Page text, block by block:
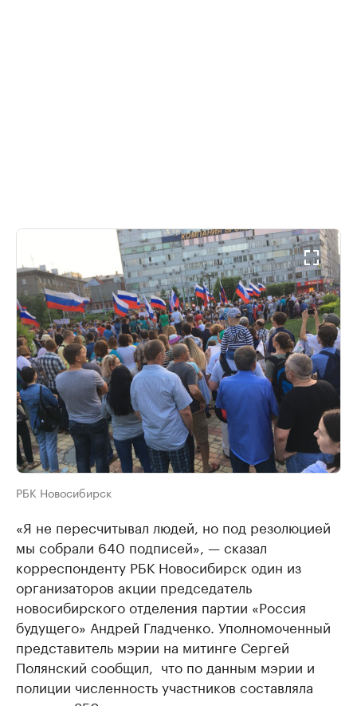
РБК Новосибирск
«Я не пересчитывал людей, но под резолюцией
мы собрали 640 подписей», — сказал
корреспонденту РБК Новосибирск один из
организаторов акции председатель
новосибирского отделения партии «Россия
будущего» Андрей Гладченко. Уполномоченный
представитель мэрии на митинге Сергей
Полянский сообщил, ​ что по данным мэрии и
полиции численность участников составляла